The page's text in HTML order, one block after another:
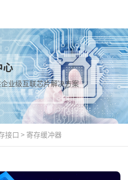
心
业级互联芯片解决方案
接口 > 寄存缓冲器